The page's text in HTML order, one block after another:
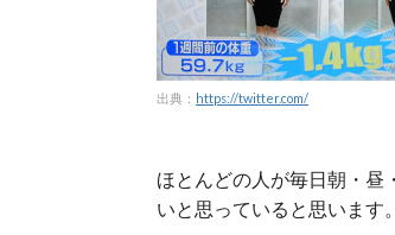
出典： https://twitter.com/
ほとんどの人が毎日朝・昼
いと思っていると思います。